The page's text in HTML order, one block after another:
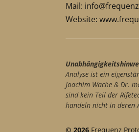
Mail:
Website:
Analyse ist ein
Joachim Wache & Dr.
sind kein Teil der
handeln nicht in deren
© 2026 Frequenz